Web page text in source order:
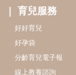
閱讀推廣
Bookstart閱讀起步走
信誼幼兒文學獎
信誼兒童動畫獎
小袋鼠說故事劇團